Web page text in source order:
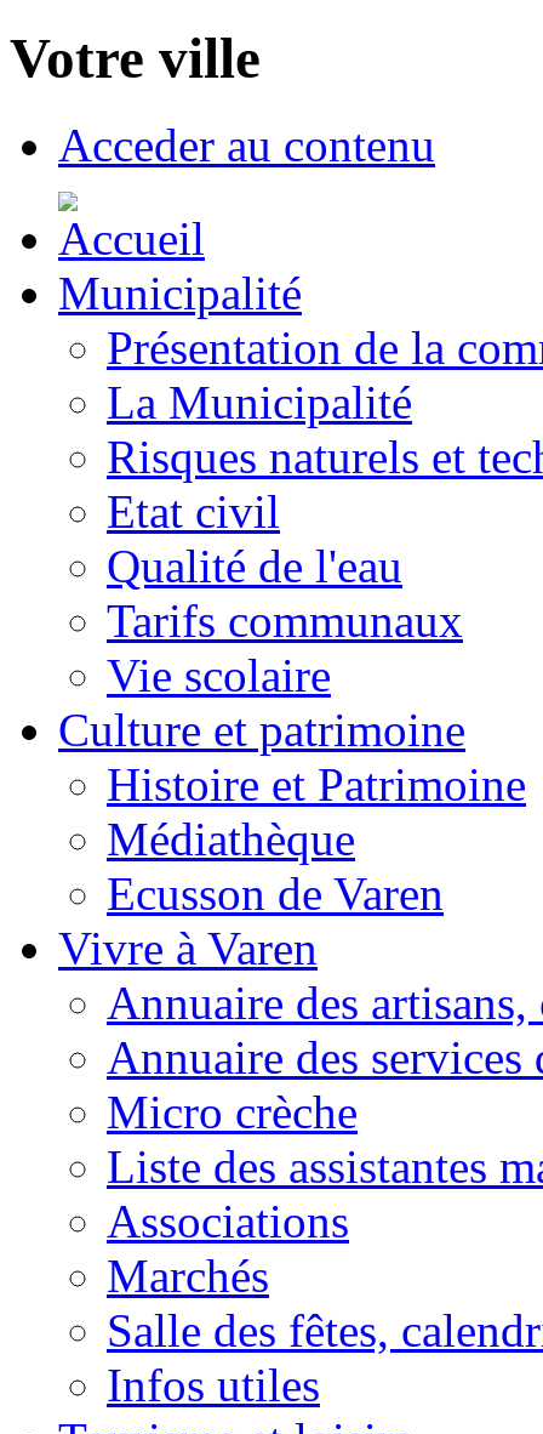
Votre ville
Acceder au contenu
Municipalité
Présentation de la
La Municipalité
Risques naturels et
Etat civil
Qualité de l'eau
Tarifs communaux
Vie scolaire
Culture et patrimoine
Histoire et Patrimoine
Médiathèque
Ecusson de Varen
Vivre à Varen
Annuaire des
Annuaire des services
Micro crèche
Liste des assistantes
Associations
Marchés
Salle des fêtes,
Infos utiles